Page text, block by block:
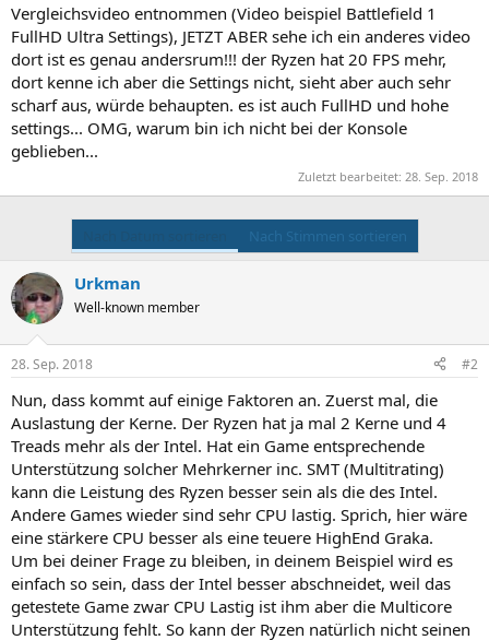
Vergleichsvideo entnommen (Video beispiel Battlefield 1
FullHD Ultra Settings), JETZT ABER sehe ich ein anderes video
dort ist es genau andersrum!!! der Ryzen hat 20 FPS mehr,
dort kenne ich aber die Settings nicht, sieht aber auch sehr
scharf aus, würde behaupten. es ist auch FullHD und hohe
settings... OMG, warum bin ich nicht bei der Konsole
geblieben...
Zuletzt bearbeitet: 28. Sep. 2018
Nach Stimmen sortieren
Urkman
Well-known member
28. Sep. 2018 #2
Nun, dass kommt auf einige Faktoren an. Zuerst mal, die
Auslastung der Kerne. Der Ryzen hat ja mal 2 Kerne und 4
Treads mehr als der Intel. Hat ein Game entsprechende
Unterstützung solcher Mehrkerner inc. SMT (Multitrating)
kann die Leistung des Ryzen besser sein als die des Intel.
Andere Games wieder sind sehr CPU lastig. Sprich, hier wäre
eine stärkere CPU besser als eine teuere HighEnd Graka.
Um bei deiner Frage zu bleiben, in deinem Beispiel wird es
einfach so sein, dass der Intel besser abschneidet, weil das
getestete Game zwar CPU Lastig ist ihm aber die Multicore
Unterstützung fehlt. So kann der Ryzen natürlich nicht seinen